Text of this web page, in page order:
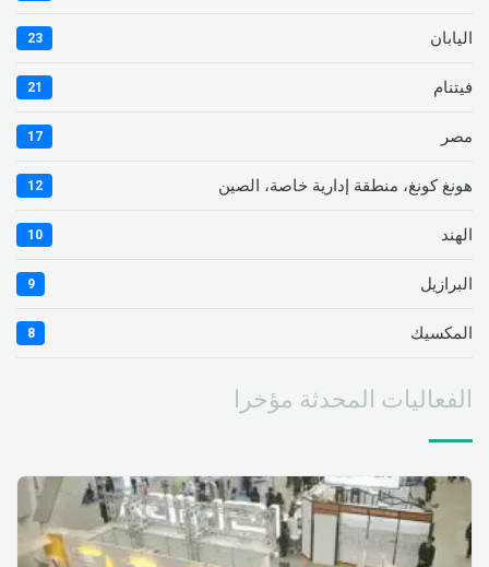
اليابان 23
فيتنام 21
مصر 17
هونغ كونغ، منطقة إدارية خاصة، الصين 12
الهند 10
البرازيل 9
المكسيك 8
الفعاليات المحدثة مؤخرا